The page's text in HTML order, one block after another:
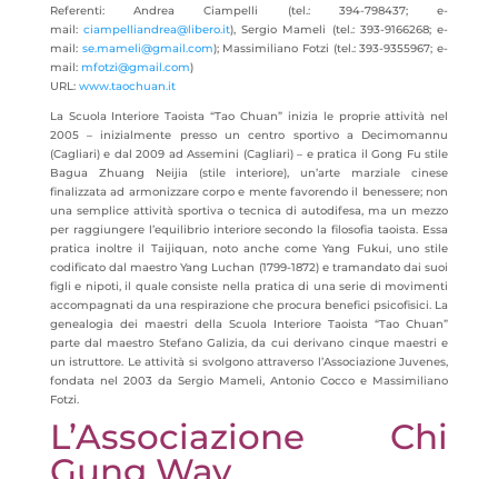
Referenti: Andrea Ciampelli (tel.: 394-798437; e-
mail:ciampelliandrea@libero.it), Sergio Mameli (tel.: 393-9166268; e-
mail: se.mameli@gmail.com); Massimiliano Fotzi (tel.: 393-9355967; e-
mail: mfotzi@gmail.com)
URL: www.taochuan.it
La Scuola Interiore Taoista “Tao Chuan” inizia le proprie attività nel
2005 – inizialmente presso un centro sportivo a Decimomannu
(Cagliari) e dal 2009 ad Assemini (Cagliari) – e pratica il Gong Fu stile
Bagua Zhuang Neijia (stile interiore), un’arte marziale cinese
finalizzata ad armonizzare corpo e mente favorendo il benessere; non
una semplice attività sportiva o tecnica di autodifesa, ma un mezzo
per raggiungere l’equilibrio interiore secondo la filosofia taoista. Essa
pratica inoltre il Taijiquan, noto anche come Yang Fukui, uno stile
codificato dal maestro Yang Luchan (1799-1872) e tramandato dai suoi
figli e nipoti, il quale consiste nella pratica di una serie di movimenti
accompagnati da una respirazione che procura benefici psicofisici. La
genealogia dei maestri della Scuola Interiore Taoista “Tao Chuan”
parte dal maestro Stefano Galizia, da cui derivano cinque maestri e
un istruttore. Le attività si svolgono attraverso l’Associazione Juvenes,
fondata nel 2003 da Sergio Mameli, Antonio Cocco e Massimiliano
Fotzi.
L’Associazione Chi